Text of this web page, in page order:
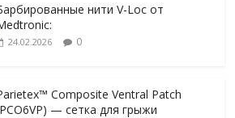
нити V-Loc от
24.02.2026 0
Composite Ventral Patch
— сетка для грыжи